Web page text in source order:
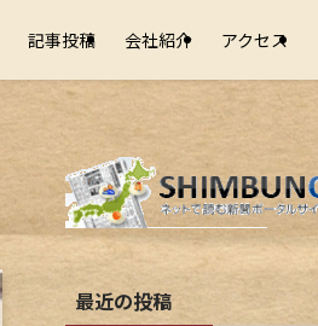
記事投稿 会社紹介 アクセス
最近の投稿